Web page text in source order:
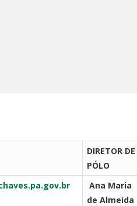
DIRETOR DE
PÓLO
Ana Maria
de Almeida